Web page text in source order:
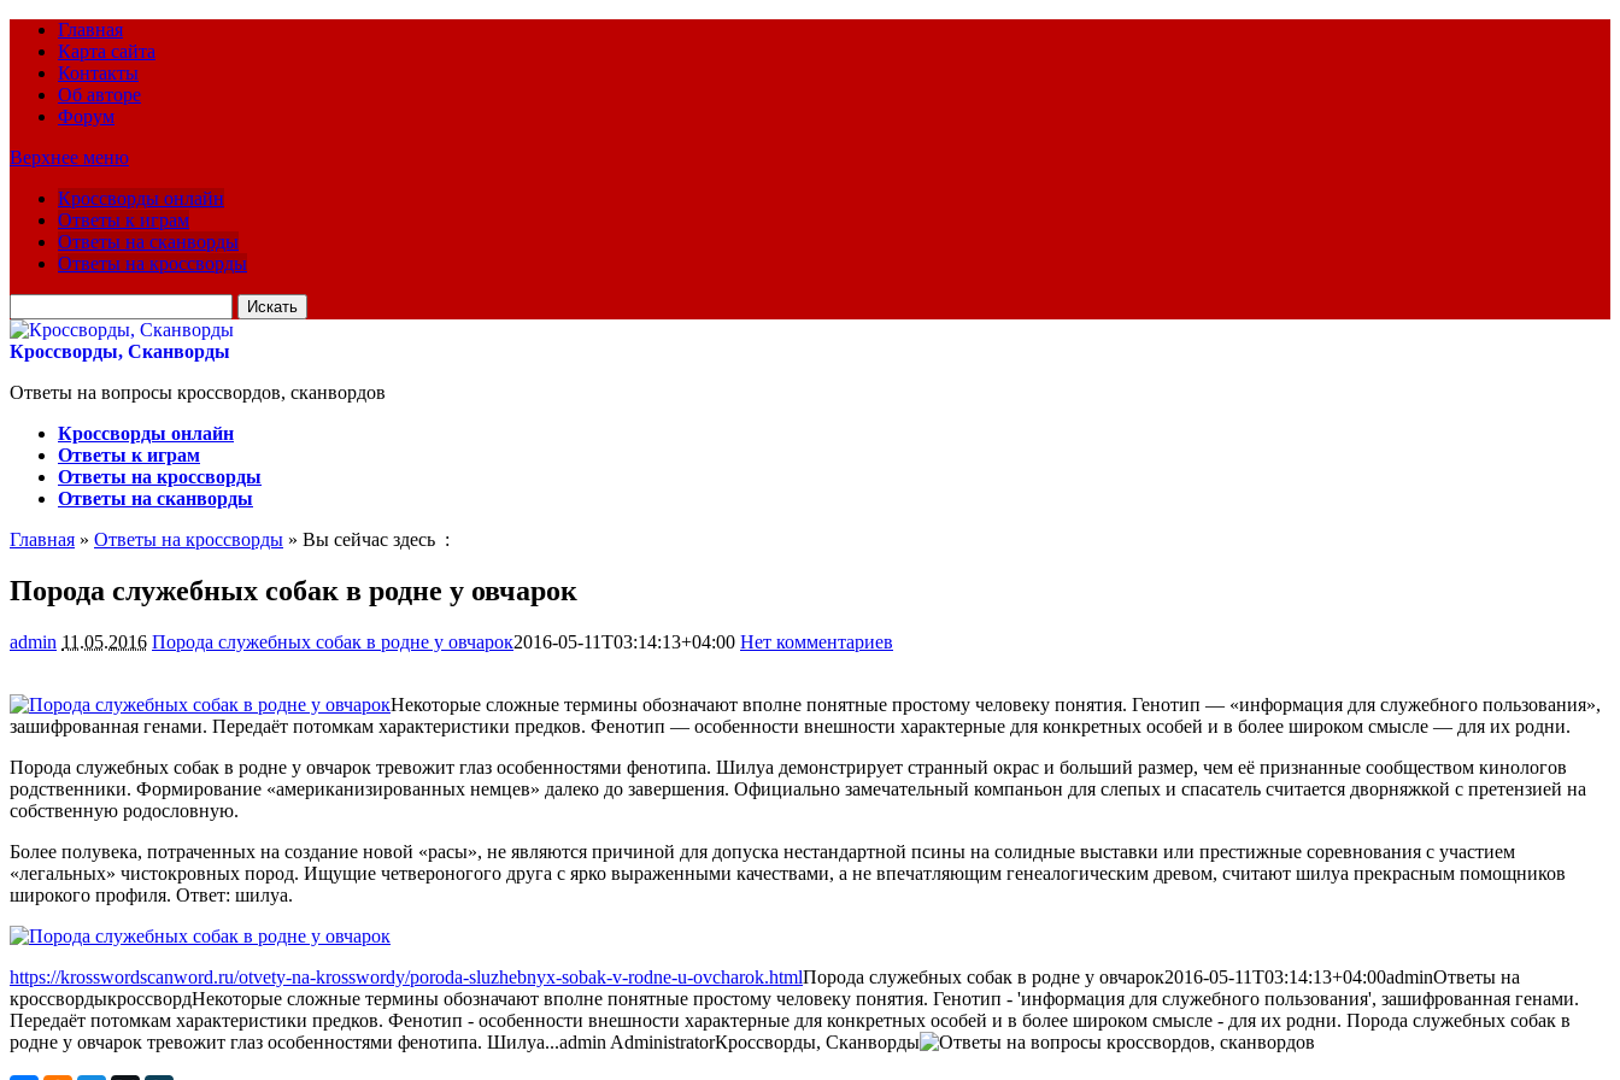
Главная
Карта сайта
Контакты
Об авторе
Форум
Верхнее меню
Кроссворды онлайн
Ответы к играм
Ответы на сканворды
Ответы на кроссворды
для:
Кроссворды, Сканворды
Ответы на вопросы кроссвордов, сканвордов
Кроссворды онлайн
Ответы к играм
Ответы на кроссворды
Ответы на сканворды
Главная » Ответы на кроссворды » Вы сейчас здесь :
Порода служебных собак в родне у овчарок
admin 11.05.2016 Порода служебных собак в родне у овчарок2016-05-11T03:14:13+04:00 Нет комментариев
Некоторые сложные термины обозначают вполне понятные простому человеку понятия. Генотип — «информация для служебного пользования»,
зашифрованная генами. Передаёт потомкам характеристики предков. Фенотип — особенности внешности характерные для конкретных особей и в более широком смысле — для их родни.
Порода служебных собак в родне у овчарок тревожит глаз особенностями фенотипа. Шилуа демонстрирует странный окрас и больший размер, чем её признанные сообществом кинологов
родственники. Формирование «американизированных немцев» далеко до завершения. Официально замечательный компаньон для слепых и спасатель считается дворняжкой с претензией на
собственную родословную.
Более полувека, потраченных на создание новой «расы», не являются причиной для допуска нестандартной псины на солидные выставки или престижные соревнования с участием
«легальных» чистокровных пород. Ищущие четвероногого друга с ярко выраженными качествами, а не впечатляющим генеалогическим древом, считают шилуа прекрасным помощников
широкого профиля. Ответ: шилуа.
https://krosswordscanword.ru/otvety-na-krosswordy/poroda-sluzhebnyx-sobak-v-rodne-u-ovcharok.htmlПорода служебных собак в родне у овчарок2016-05-11T03:14:13+04:00adminОтветы на
кроссвордыкроссвордНекоторые сложные термины обозначают вполне понятные простому человеку понятия. Генотип - 'информация для служебного пользования', зашифрованная генами.
Передаёт потомкам характеристики предков. Фенотип - особенности внешности характерные для конкретных особей и в более широком смысле - для их родни. Порода служебных собак в
родне у овчарок тревожит глаз особенностями фенотипа. Шилуа...admin AdministratorКроссворды, Сканворды